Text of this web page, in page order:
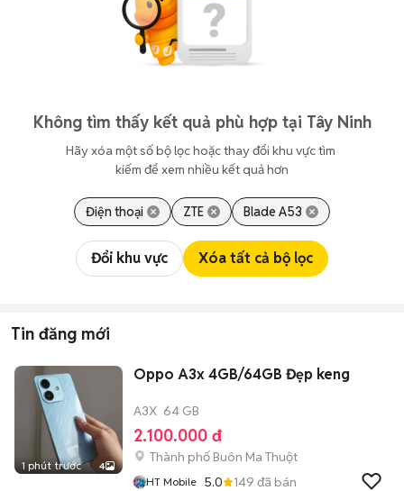
Không tìm thấy kết quả phù hợp tại Tây Ninh
Hãy xóa một số bộ lọc hoặc thay đổi khu vực tìm
kiếm để xem nhiều kết quả hơn
Điện thoại ZTE Blade A53
Đổi khu vực Xóa tất cả bộ lọc
Tin đăng mới
1 phút trước 4
Oppo A3x 4GB/64GB Đẹp keng
A3X 64 GB
2.100.000 đ
Thành phố Buôn Ma Thuột
HT Mobile 5.0 149 đã bán